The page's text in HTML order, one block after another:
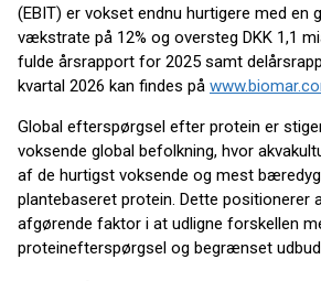
(EBIT) er vokset endnu hurtigere med en
vækstrate på 12% og oversteg DKK 1,1
fulde årsrapport for 2025 samt
kvartal 2026 kan findes på
Global efterspørgsel efter protein er
voksende global befolkning, hvor
af de hurtigst voksende og mest
plantebaseret protein. Dette positionerer
afgørende faktor i at udligne forskellen
proteinefterspørgsel og begrænset